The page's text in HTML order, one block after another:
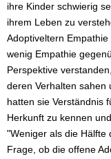
ihre Kinder schwierig
ihrem Leben zu
Adoptiveltern
wenig Empathie
Perspektive
deren Verhalten sahen
hatten sie Verständnis
Herkunft zu kennen
"Weniger als die Hälfte
Frage, ob die offene